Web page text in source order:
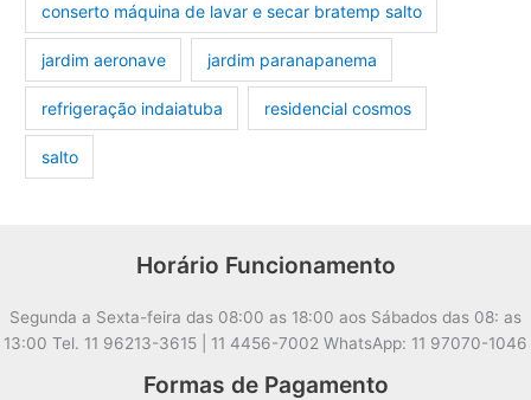
conserto máquina de lavar e secar bratemp salto
jardim aeronave jardim paranapanema
refrigeração indaiatuba residencial cosmos
salto
Horário Funcionamento
Segunda a Sexta-feira das 08:00 as 18:00 aos Sábados das 08: as
13:00 Tel. 11 96213-3615 | 11 4456-7002 WhatsApp: 11 97070-1046
Formas de Pagamento